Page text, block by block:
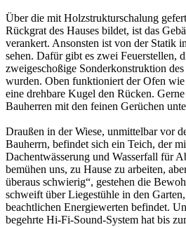
Über die mit Holzstrukturschalung
Rückgrat des Hauses bildet, ist das
verankert. Ansonsten ist von der Statik
sehen. Dafür gibt es zwei Feuerstellen,
zweigeschoßige Sonderkonstruktion
wurden. Oben funktioniert der Ofen
eine drehbare Kugel den Rücken.
Bauherren mit den feinen Gerüchen
Draußen in der Wiese, unmittelbar vor
Bauherrn, befindet sich ein Teich, der
Dachentwässerung und Wasserfall für
bemühen uns, zu Hause zu arbeiten,
überaus schwierig“, gestehen die
schweift über Liegestühle in den
beachtlichen Energiewerten befindet.
begehrte Hi-Fi-Sound-System hat bis